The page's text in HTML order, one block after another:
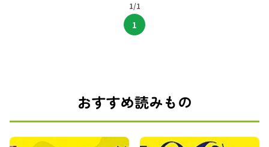
1/1
1
おすすめ読みもの